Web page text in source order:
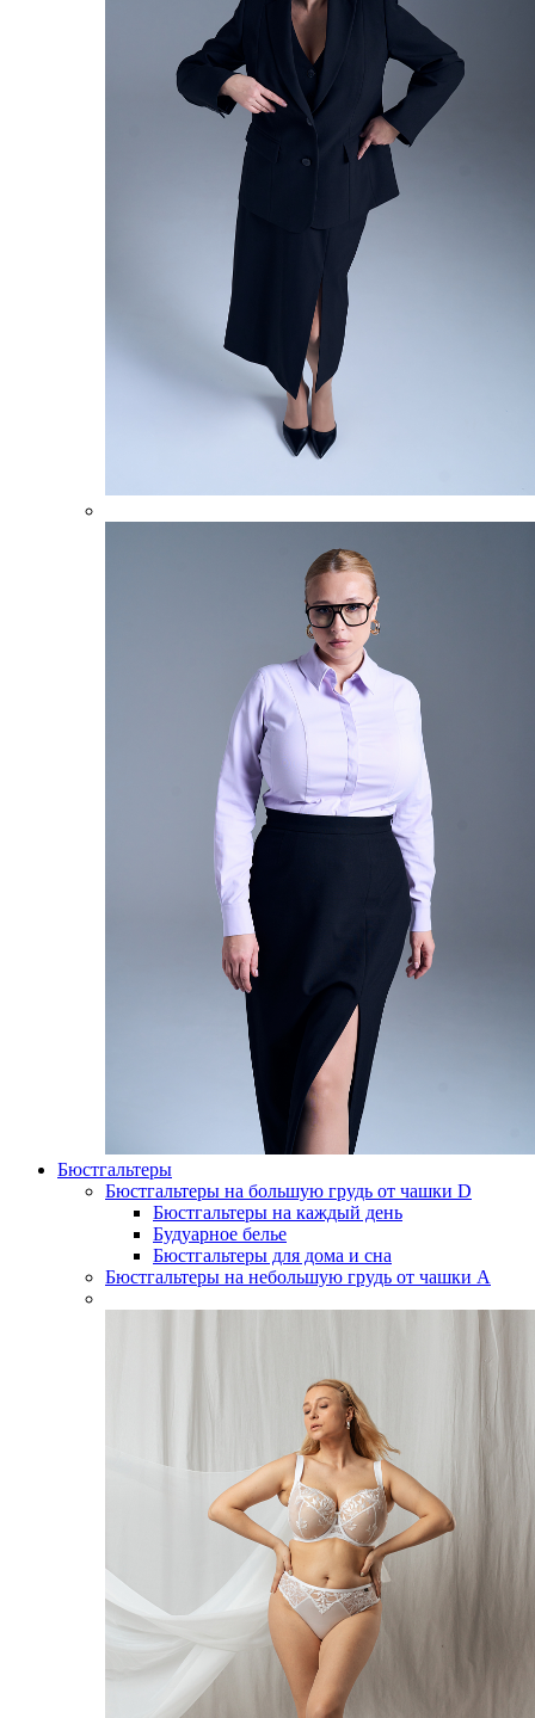
Бюстгальтеры
Бюстгальтеры на большую грудь от чашки D
Бюстгальтеры на каждый день
Будуарное белье
Бюстгальтеры для дома и сна
Бюстгальтеры на небольшую грудь от чашки А